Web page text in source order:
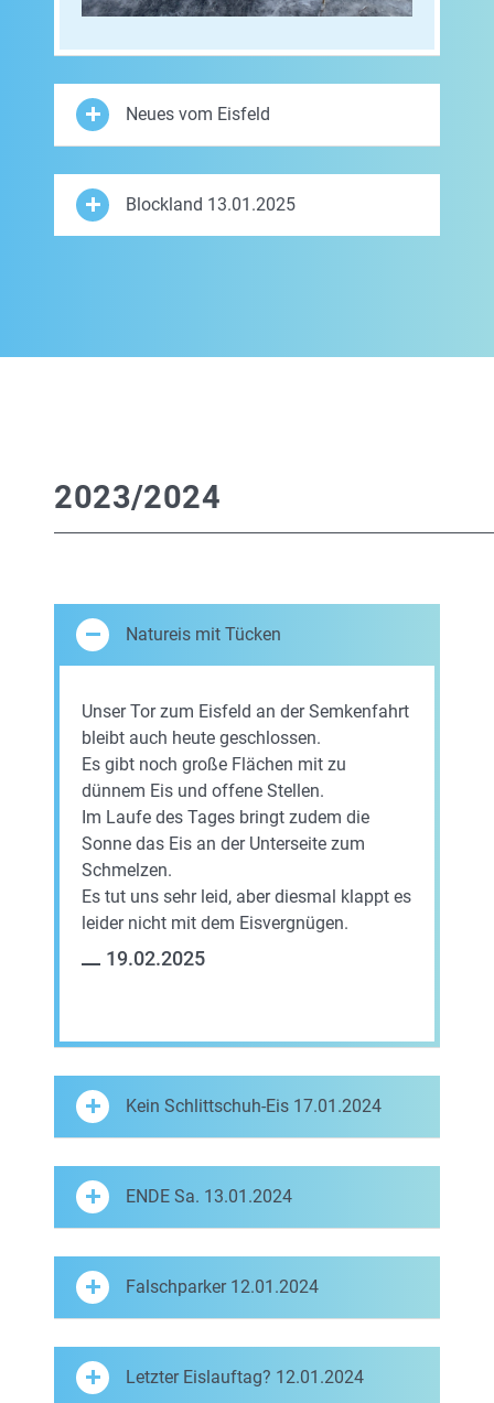
Neues vom Eisfeld
Blockland 13.01.2025
2023/2024
Natureis mit Tücken
Unser Tor zum Eisfeld an der Semkenfahrt
bleibt auch heute geschlossen.
Es gibt noch große Flächen mit zu
dünnem Eis und offene Stellen.
Im Laufe des Tages bringt zudem die
Sonne das Eis an der Unterseite zum
Schmelzen.
Es tut uns sehr leid, aber diesmal klappt es
leider nicht mit dem Eisvergnügen.
19.02.2025
Kein Schlittschuh-Eis 17.01.2024
ENDE Sa. 13.01.2024
Falschparker 12.01.2024
Letzter Eislauftag? 12.01.2024